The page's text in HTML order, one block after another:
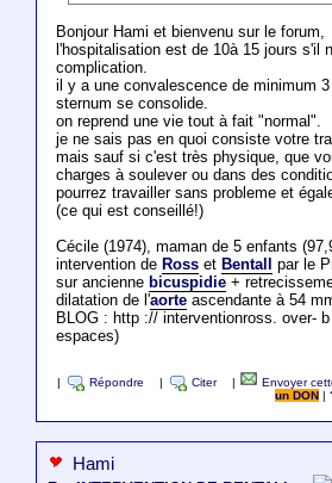
Bonjour Hami et bienvenu sur le forum,
l'hospitalisation est de 10à 15 jours s'il
complication.
il y a une convalescence de minimum
sternum se consolide.
on reprend une vie tout à fait "normal".
je ne sais pas en quoi consiste votre
mais sauf si c'est très physique, que
charges à soulever ou dans des
pourrez travailler sans probleme et
(ce qui est conseillé!)
Cécile (1974), maman de 5 enfants
intervention de Rosset Bentall
par le
sur ancienne bicuspidie+
dilatation de l'aorteascendante à 54
BLOG : http :// interventionross. over-
espaces)
Répondre Citer Envoyer
un DON
|
Hami